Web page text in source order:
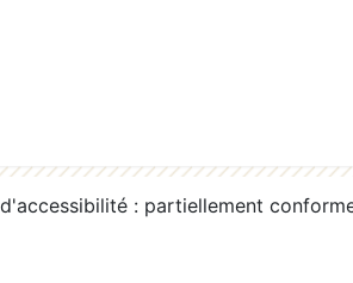
: partiellement